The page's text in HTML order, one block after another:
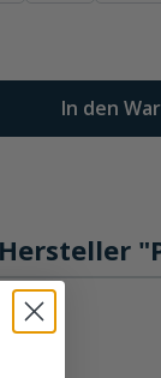
denIn den
Hersteller